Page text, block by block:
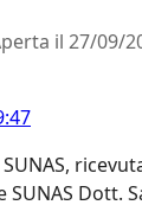
il 27/09/
Dott.